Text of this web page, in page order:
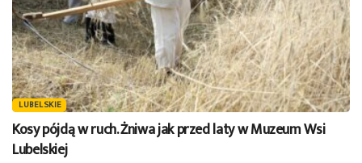
LUBELSKIE
Kosy pójdą w ruch. Żniwa jak przed laty w Muzeum Wsi
Lubelskiej